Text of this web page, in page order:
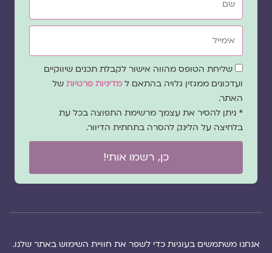
אימייל
שדהשליחת הטופס מהווה אישור לקבלת תכנים שיווקיים
ועדכונים ממגזין גלויה בהתאם למדיניות פרטיות של
האתר.
* ניתן להסיר את עצמך מרשימת התפוצה בכל עת
בלחיצה על הלינק להסרה בתחתית הדיוור.
כן, רשמו אותי!
הוקם ב ❤ על ידי –